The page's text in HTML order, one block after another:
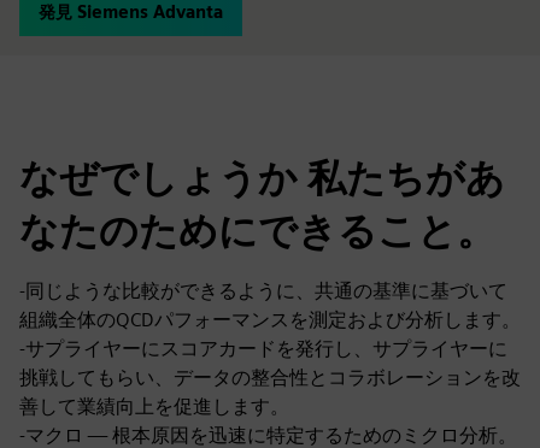
発見 Siemens Advanta
なぜでしょうか 私たちがあ
なたのためにできること。
-同じような比較ができるように、共通の基準に基づいて
組織全体のQCDパフォーマンスを測定および分析します。
-サプライヤーにスコアカードを発行し、サプライヤーに
挑戦してもらい、データの整合性とコラボレーションを改
善して業績向上を促進します。
-マクロ — 根本原因を迅速に特定するためのミクロ分析。